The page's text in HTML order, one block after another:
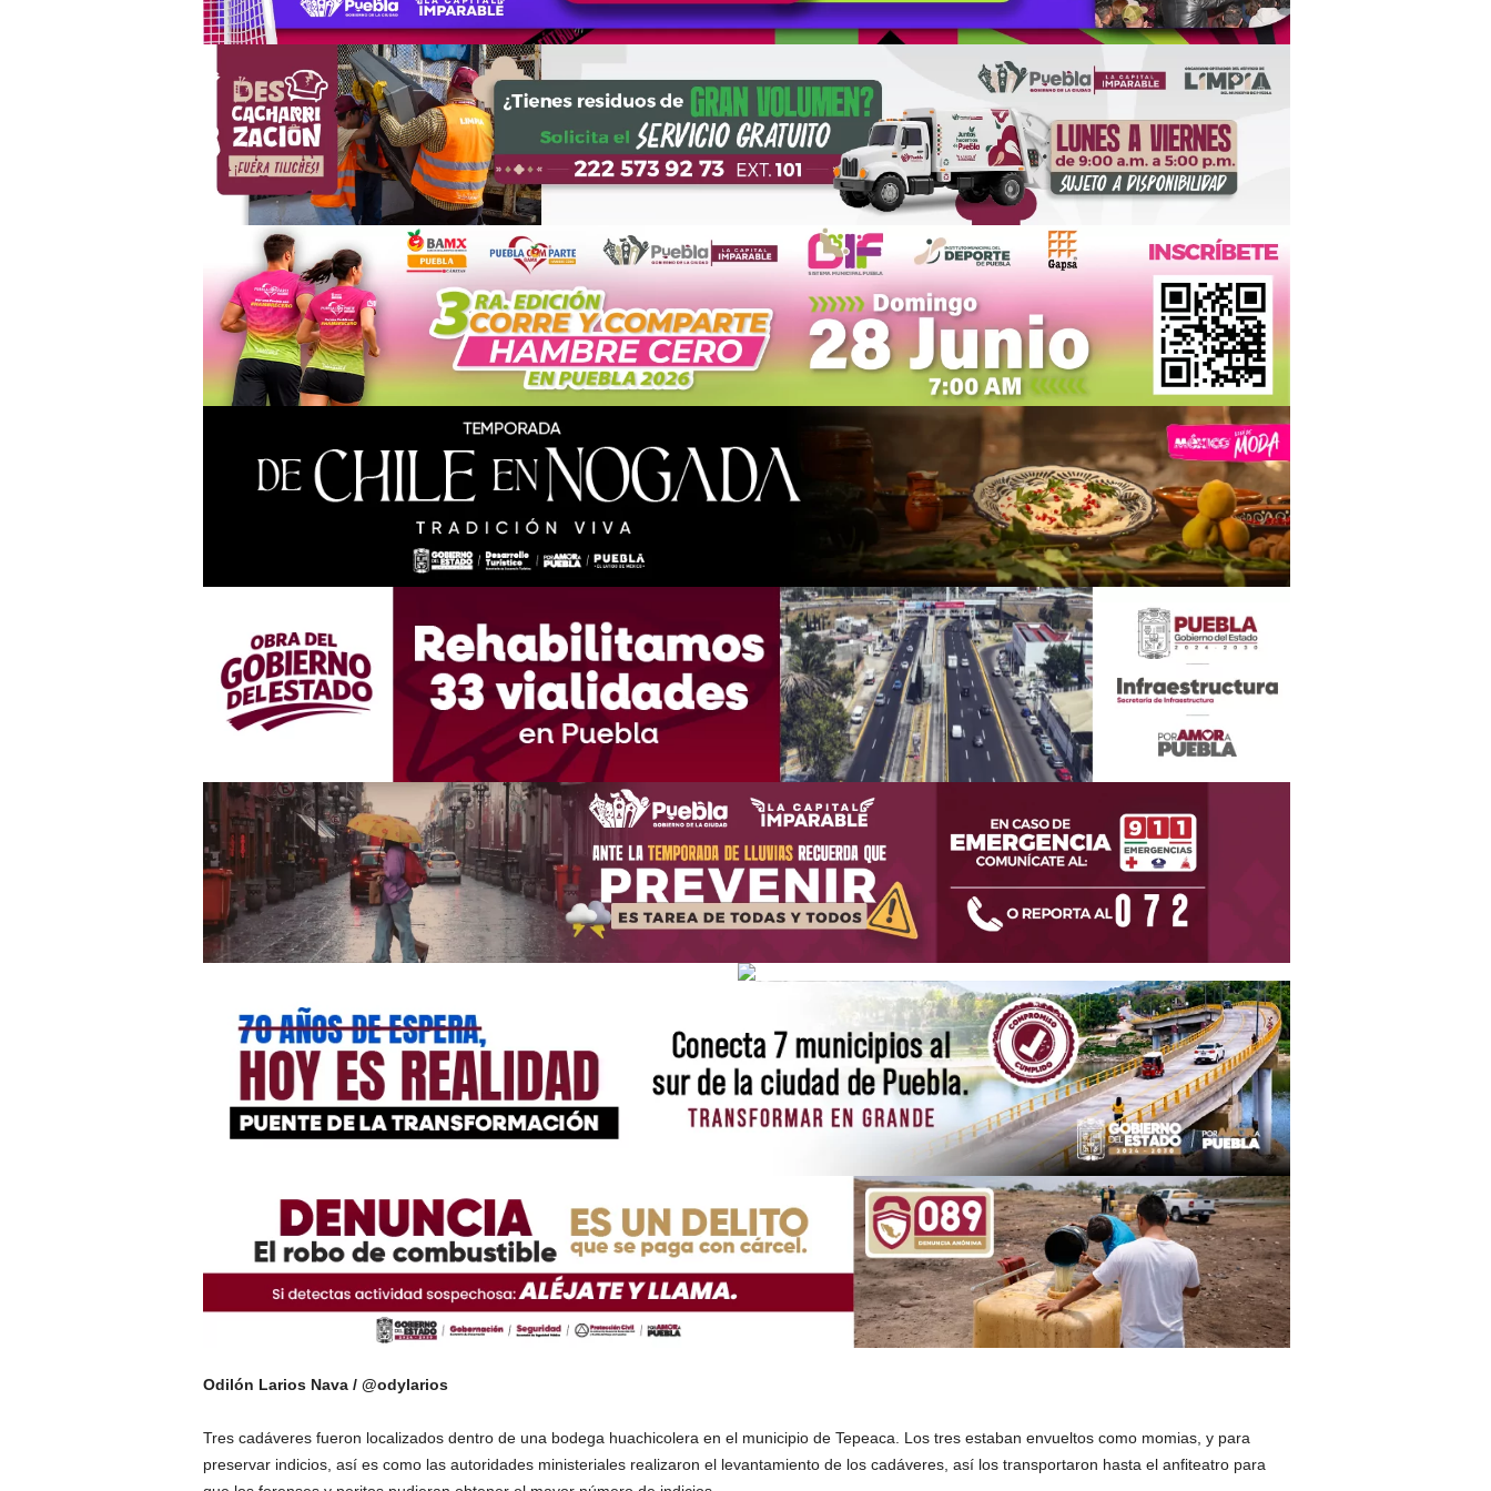
Odilón Larios Nava / @odylarios
Tres cadáveres fueron localizados dentro de una bodega huachicolera en el municipio de Tepeaca. Los tres estaban envueltos como momias, y para
preservar indicios, así es como las autoridades ministeriales realizaron el levantamiento de los cadáveres, así los transportaron hasta el anfiteatro para